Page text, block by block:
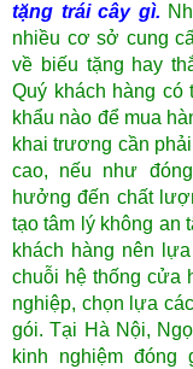
tặng trái cây gì.
nhiều cơ sở cung
về biếu tặng hay
Quý khách hàng có
khẩu nào để mua
khai trương cần
cao, nếu như
hưởng đến chất
tạo tâm lý không an
khách hàng nên
chuỗi hệ thống cửa
nghiệp, chọn lựa
gói.Tại Hà Nội,
kinh nghiệm đóng